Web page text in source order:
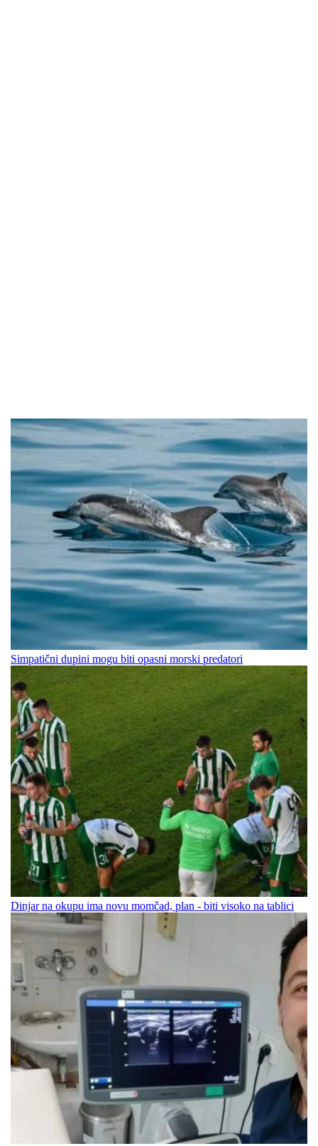
Simpatični dupini mogu biti opasni morski predatori
Dinjar na okupu ima novu momčad, plan - biti visoko na tablici